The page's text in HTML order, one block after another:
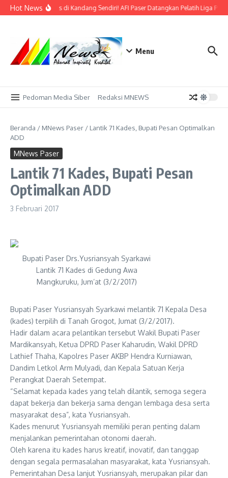
Lewati ke konten
Hot NewsBidik Emas di Kandang Sendiri! AFI Paser Datangkan Pelatih Liga
Menu
Pedoman Media Siber Redaksi MNEWS
Beranda / MNews Paser / Lantik 71 Kades, Bupati Pesan Optimalkan
ADD
MNews Paser
Lantik 71 Kades, Bupati Pesan
Optimalkan ADD
3 Februari 2017
Bupati Paser Drs.Yusriansyah Syarkawi
Lantik 71 Kades di Gedung Awa
Mangkuruku, Jum’at (3/2/2017)
Bupati Paser Yusriansyah Syarkawi melantik 71 Kepala Desa
(kades) terpilih di Tanah Grogot, Jumat (3/2/2017).
Hadir dalam acara pelantikan tersebut Wakil Bupati Paser
Mardikansyah, Ketua DPRD Paser Kaharudin, Wakil DPRD
Lathief Thaha, Kapolres Paser AKBP Hendra Kurniawan,
Dandim Letkol Arm Mulyadi, dan Kepala Satuan Kerja
Perangkat Daerah Setempat.
“Selamat kepada kades yang telah dilantik, semoga segera
dapat bekerja dan bekerja sama dengan lembaga desa serta
masyarakat desa”, kata Yusriansyah.
Kades menurut Yusriansyah memiliki peran penting dalam
menjalankan pemerintahan otonomi daerah.
Oleh karena itu kades harus kreatif, inovatif, dan tanggap
dengan segala permasalahan masyarakat, kata Yusriansyah.
Pemerintahan Desa lanjut Yusriansyah, merupakan pilar dan